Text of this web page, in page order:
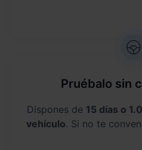
Pruébalo sin
Dispones de 15 días o
vehículo. Si no te